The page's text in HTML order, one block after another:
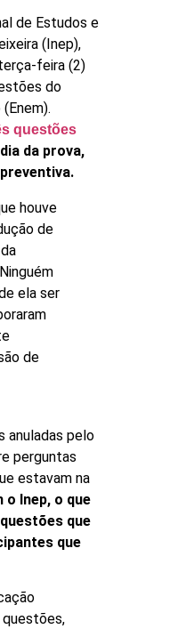
de Estudos e
(Inep),
feira (2)
do
questões
da prova,
houve
de
ela ser
de
anuladas pelo
perguntas
estavam na
o Inep, o que
que
que
questões,